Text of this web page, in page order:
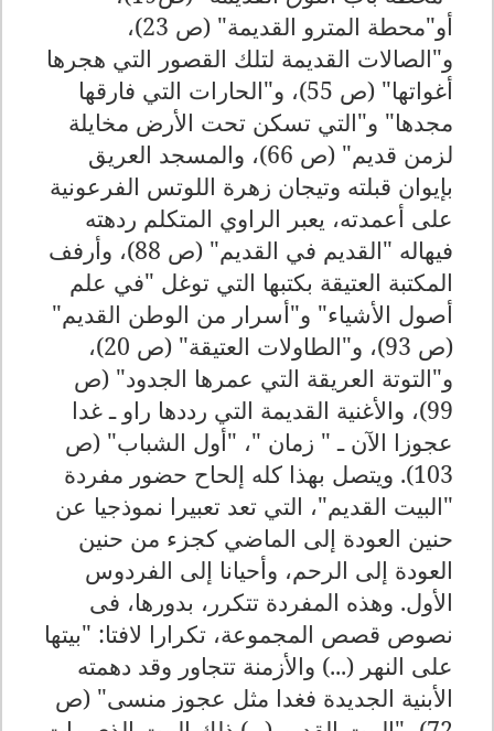
أو"محطة المترو القديمة" (ص 23)،
و"الصالات القديمة لتلك القصور التي هجرها
أغواتها" (ص 55)، و"الحارات التي فارقها
مجدها" و"التي تسكن تحت الأرض مخايلة
لزمن قديم" (ص 66)، والمسجد العريق
بإيوان قبلته وتيجان زهرة اللوتس الفرعونية
على أعمدته، يعبر الراوي المتكلم ردهته
فيهاله "القديم في القديم" (ص 88)، وأرفف
المكتبة العتيقة بكتبها التي توغل "في علم
أصول الأشياء" و"أسرار من الوطن القديم"
(ص 93)، و"الطاولات العتيقة" (ص 20)،
و"التوتة العريقة التي عمرها الجدود" (ص
99)، والأغنية القديمة التي رددها راو ـ غدا
عجوزا الآن ـ " زمان "، "أول الشباب" (ص
103). ويتصل بهذا كله إلحاح حضور مفردة
"البيت القديم"، التي تعد تعبيرا نموذجيا عن
حنين العودة إلى الماضي كجزء من حنين
العودة إلى الرحم، وأحيانا إلى الفردوس
الأول. وهذه المفردة تتكرر، بدورها، فى
نصوص قصص المجموعة، تكرارا لافتا: "بيتها
على النهر (...) والأزمنة تتجاور وقد دهمته
الأبنية الجديدة فغدا مثل عجوز منسى" (ص